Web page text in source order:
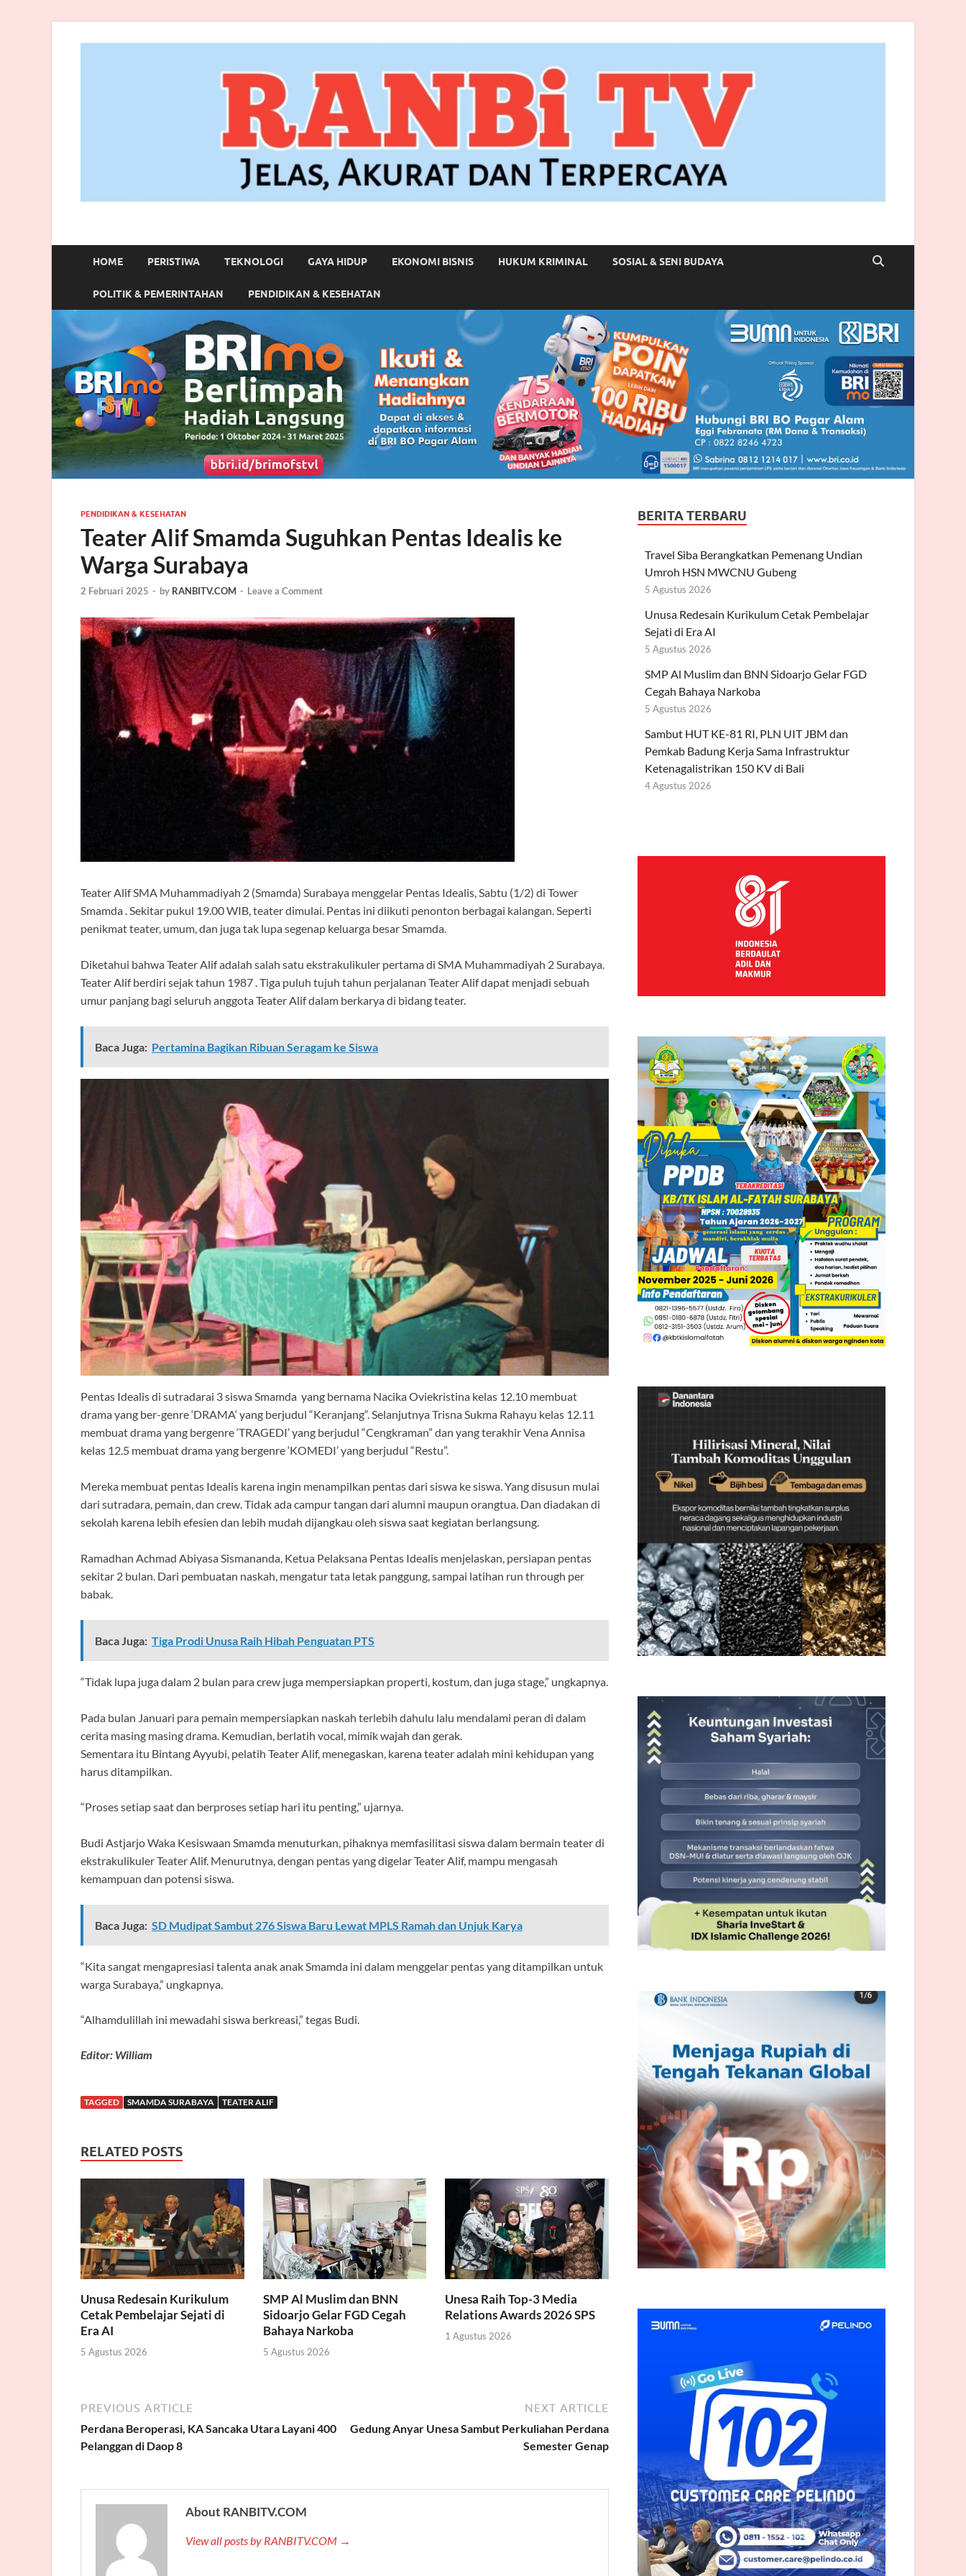
RANBITV.COM
HOME PERISTIWA TEKNOLOGI GAYA HIDUP EKONOMI BISNIS HUKUM KRIMINAL SOSIAL & SENI BUDAYA
POLITIK & PEMERINTAHAN PENDIDIKAN & KESEHATAN
PENDIDIKAN & KESEHATAN
Teater Alif Smamda Suguhkan Pentas Idealis ke
Warga Surabaya
2 Februari 2025 - by RANBITV.COM - Leave a Comment
Teater Alif SMA Muhammadiyah 2 (Smamda) Surabaya menggelar Pentas Idealis, Sabtu (1/2) di Tower
Smamda . Sekitar pukul 19.00 WIB, teater dimulai. Pentas ini diikuti penonton berbagai kalangan. Seperti
penikmat teater, umum, dan juga tak lupa segenap keluarga besar Smamda.
Diketahui bahwa Teater Alif adalah salah satu ekstrakulikuler pertama di SMA Muhammadiyah 2 Surabaya.
Teater Alif berdiri sejak tahun 1987 . Tiga puluh tujuh tahun perjalanan Teater Alif dapat menjadi sebuah
umur panjang bagi seluruh anggota Teater Alif dalam berkarya di bidang teater.
Baca Juga: Pertamina Bagikan Ribuan Seragam ke Siswa
Pentas Idealis di sutradarai 3 siswa Smamda yang bernama Nacika Oviekristina kelas 12.10 membuat
drama yang ber-genre ‘DRAMA‘ yang berjudul “Keranjang“. Selanjutnya Trisna Sukma Rahayu kelas 12.11
membuat drama yang bergenre ‘TRAGEDI’ yang berjudul “Cengkraman” dan yang terakhir Vena Annisa
kelas 12.5 membuat drama yang bergenre ‘KOMEDI’ yang berjudul “Restu”.
Mereka membuat pentas Idealis karena ingin menampilkan pentas dari siswa ke siswa. Yang disusun mulai
dari sutradara, pemain, dan crew. Tidak ada campur tangan dari alumni maupun orangtua. Dan diadakan di
sekolah karena lebih efesien dan lebih mudah dijangkau oleh siswa saat kegiatan berlangsung.
Ramadhan Achmad Abiyasa Sismananda, Ketua Pelaksana Pentas Idealis menjelaskan, persiapan pentas
sekitar 2 bulan. Dari pembuatan naskah, mengatur tata letak panggung, sampai latihan run through per
babak.
Baca Juga: Tiga Prodi Unusa Raih Hibah Penguatan PTS
“Tidak lupa juga dalam 2 bulan para crew juga mempersiapkan properti, kostum, dan juga stage,” ungkapnya.
Pada bulan Januari para pemain mempersiapkan naskah terlebih dahulu lalu mendalami peran di dalam
cerita masing masing drama. Kemudian, berlatih vocal, mimik wajah dan gerak.
Sementara itu Bintang Ayyubi, pelatih Teater Alif, menegaskan, karena teater adalah mini kehidupan yang
harus ditampilkan.
“Proses setiap saat dan berproses setiap hari itu penting,” ujarnya.
Budi Astjarjo Waka Kesiswaan Smamda menuturkan, pihaknya memfasilitasi siswa dalam bermain teater di
ekstrakulikuler Teater Alif. Menurutnya, dengan pentas yang digelar Teater Alif, mampu mengasah
kemampuan dan potensi siswa.
Baca Juga: SD Mudipat Sambut 276 Siswa Baru Lewat MPLS Ramah dan Unjuk Karya
“Kita sangat mengapresiasi talenta anak anak Smamda ini dalam menggelar pentas yang ditampilkan untuk
warga Surabaya,” ungkapnya.
“Alhamdulillah ini mewadahi siswa berkreasi,” tegas Budi.
Editor: William
TAGGED SMAMDA SURABAYA TEATER ALIF
RELATED POSTS
Unusa Redesain Kurikulum
Cetak Pembelajar Sejati di
Era AI
5 Agustus 2026
SMP Al Muslim dan BNN
Sidoarjo Gelar FGD Cegah
Bahaya Narkoba
5 Agustus 2026
Unesa Raih Top-3 Media
Relations Awards 2026 SPS
1 Agustus 2026
PREVIOUS ARTICLE
Perdana Beroperasi, KA Sancaka Utara Layani 400
Pelanggan di Daop 8
NEXT ARTICLE
Gedung Anyar Unesa Sambut Perkuliahan Perdana
Semester Genap
About RANBITV.COM
View all posts by RANBITV.COM →
BERITA TERBARU
Travel Siba Berangkatkan Pemenang Undian
Umroh HSN MWCNU Gubeng
5 Agustus 2026
Unusa Redesain Kurikulum Cetak Pembelajar
Sejati di Era AI
5 Agustus 2026
SMP Al Muslim dan BNN Sidoarjo Gelar FGD
Cegah Bahaya Narkoba
5 Agustus 2026
Sambut HUT KE-81 RI, PLN UIT JBM dan
Pemkab Badung Kerja Sama Infrastruktur
Ketenagalistrikan 150 KV di Bali
4 Agustus 2026